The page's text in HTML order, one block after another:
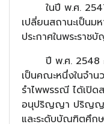
ในปี พ.ศ.
เปลี่ยนสถานะเป็น
ประกาศในพระรา
ปี พ.ศ. 2548
เป็นคณะหนึ่งในจำ
รำไพพรรณี ได้เปิด
อนุปริญญา ปริญญ
และระดับบัณฑิตศึก